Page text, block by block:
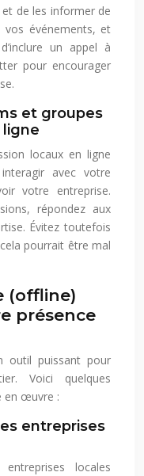
de les informer de
vos événements, et
un appel à
pour encourager
et groupes
ligne
locaux en ligne
avec votre
votre entreprise.
répondez aux
Évitez toutefois
pourrait être mal
(offline)
présence
outil puissant pour
Voici quelques
en œuvre :
entreprises
locales